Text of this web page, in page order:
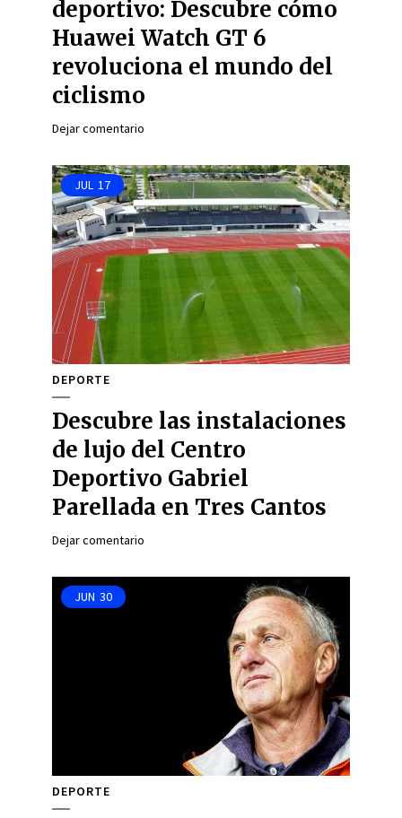
deportivo: Descubre cómo
Huawei Watch GT 6
revoluciona el mundo del
ciclismo
Dejar comentario
JUL 17
DEPORTE
Descubre las instalaciones
de lujo del Centro
Deportivo Gabriel
Parellada en Tres Cantos
Dejar comentario
JUN 30
DEPORTE